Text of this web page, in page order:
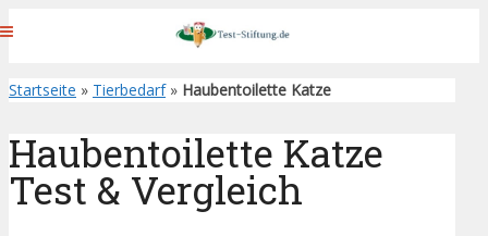
Startseite » Tierbedarf» Haubentoilette Katze
Haubentoilette Katze
Test & Vergleich